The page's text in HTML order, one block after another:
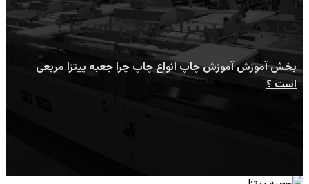
چرا جعبه پیتزا مربعی است ؟
بخش آموزشآموزشچاپانواع چاپچرا جعبه پیتزا مربعی
است ؟